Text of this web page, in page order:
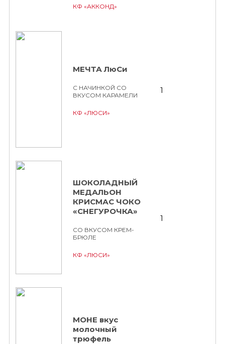
КФ «АККОНД»
МЕЧТА ЛюСи
С НАЧИНКОЙ СО
ВКУСОМ КАРАМЕЛИ
КФ «ЛЮСИ»
1
ШОКОЛАДНЫЙ
МЕДАЛЬОН
КРИСМАС ЧОКО
«СНЕГУРОЧКА»
СО ВКУСОМ КРЕМ-
БРЮЛЕ
КФ «ЛЮСИ»
1
МОНЕ вкус
молочный
трюфель